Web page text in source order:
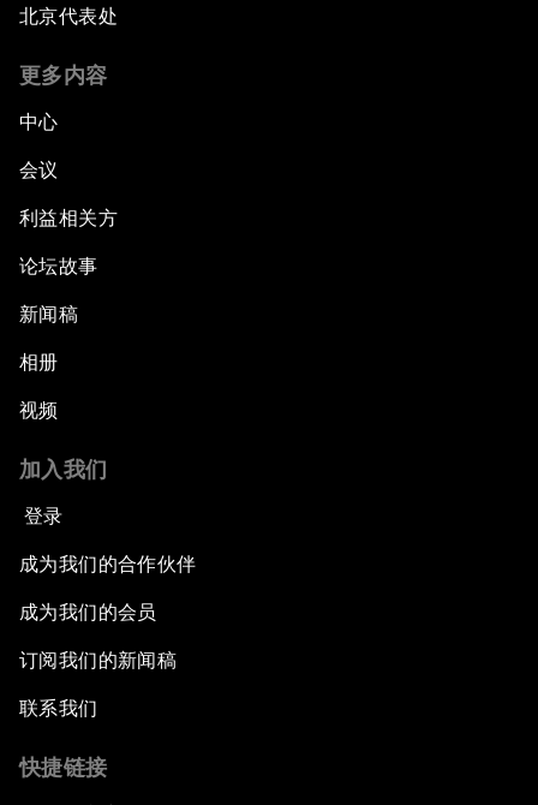
北京代表处
更多内容
中心
会议
利益相关方
论坛故事
新闻稿
相册
视频
加入我们
登录
成为我们的合作伙伴
成为我们的会员
订阅我们的新闻稿
联系我们
快捷链接